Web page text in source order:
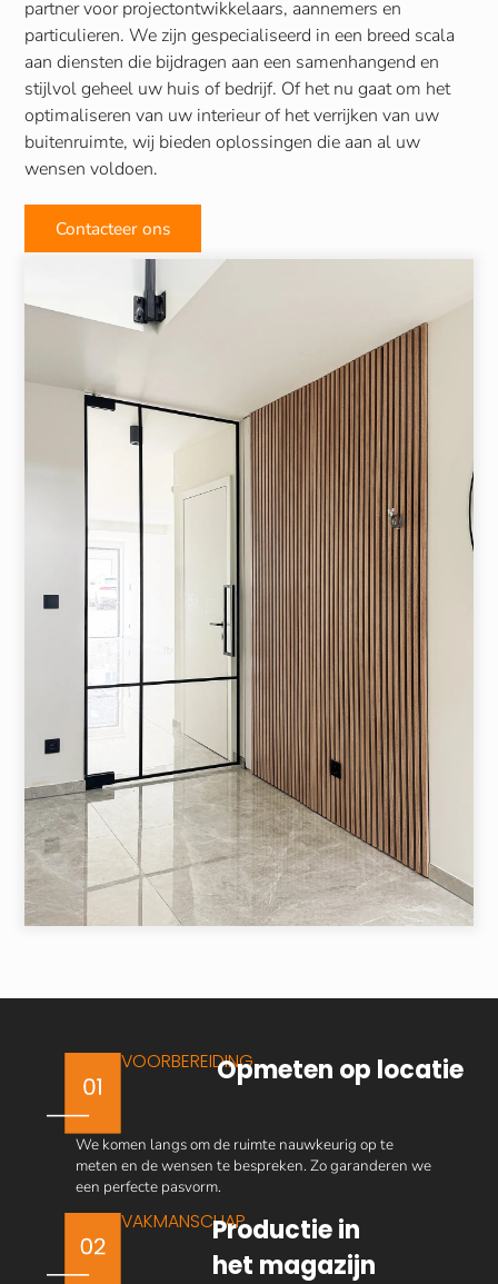
partner voor projectontwikkelaars, aannemers en
particulieren. We zijn gespecialiseerd in een breed scala
aan diensten die bijdragen aan een samenhangend en
stijlvol geheel uw huis of bedrijf. Of het nu gaat om het
optimaliseren van uw interieur of het verrijken van uw
buitenruimte, wij bieden oplossingen die aan al uw
wensen voldoen.
Contacteer ons
VOORBEREIDINGOpmeten op locatie
We komen langs om de ruimte nauwkeurig op te
meten en de wensen te bespreken. Zo garanderen we
een perfecte pasvorm.
VAKMANSCHAPProductie in
het magazijn